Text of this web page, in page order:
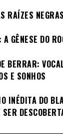
RAÍZES
GÊNESE DO
BERRAR:
E SONHOS
INÉDITA DO